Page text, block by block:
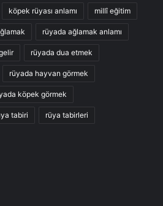
köpek rüyası anlamı millî eğitim
rüyada ağlamak anlamı
rüyada dua etmek
rüyada hayvan görmek
köpek görmek
tabiri rüya tabirleri